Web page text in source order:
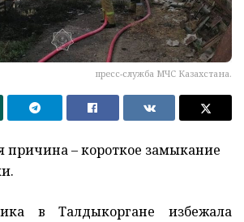
пресс-служба МЧС Казахстана.
причина – короткое замыкание
в Талдыкоргане избежала